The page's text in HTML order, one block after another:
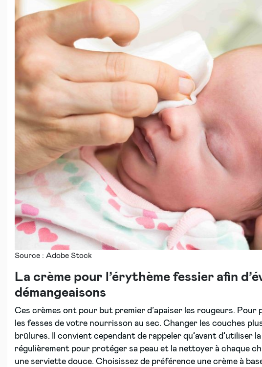
Source : Adobe Stock
La crème pour l’érythème fessier afin
démangeaisons
Ces crèmes ont pour but premier d’apaiser les rougeurs. Pour
les fesses de votre nourrisson au sec. Changer les couches
brûlures. Il convient cependant de rappeler qu’avant d’utiliser
régulièrement pour protéger sa peau et la nettoyer à chaque
une serviette douce. Choisissez de préférence une crème à